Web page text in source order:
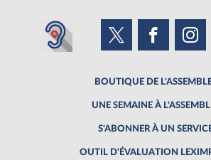
BOUTIQUE DE
UNE SEMAINE À
S'ABONNER À UN
OUTIL D'ÉVALUATION